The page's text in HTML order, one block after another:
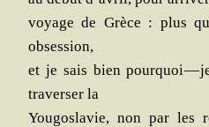
voyage de Grèce : plus
obsession,
et je sais bien pour­quoi —
tra­ver­ser la
You­go­sla­vie, non par les